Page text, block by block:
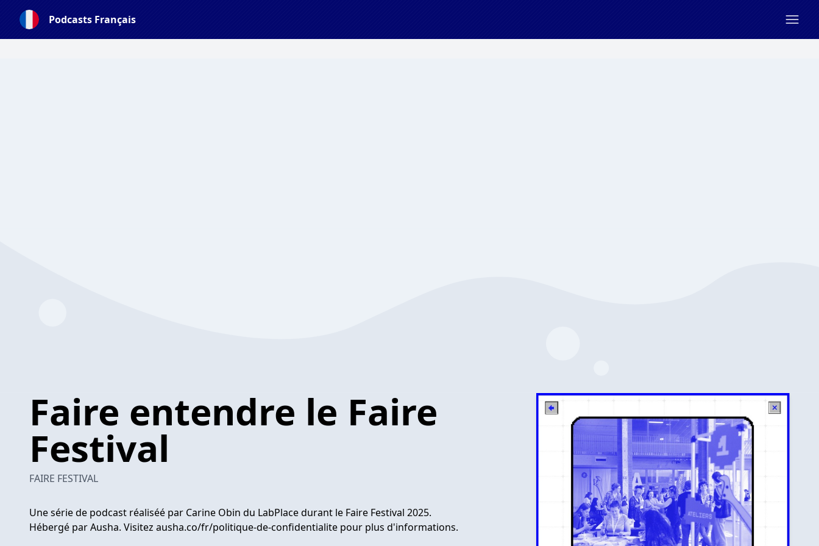
Podcasts Français
Faire entendre le Faire
Festival
FAIRE FESTIVAL
Une série de podcast réaliséé par Carine Obin du LabPlace durant le Faire Festival 2025.
Hébergé par Ausha. Visitez ausha.co/fr/politique-de-confidentialite pour plus d'informations.